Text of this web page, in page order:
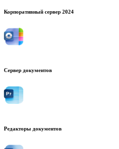
Корпоративный сервер 2024
Сервер документов
Редакторы документов